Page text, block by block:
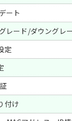
ート
レード/ダウングレ
定
付け